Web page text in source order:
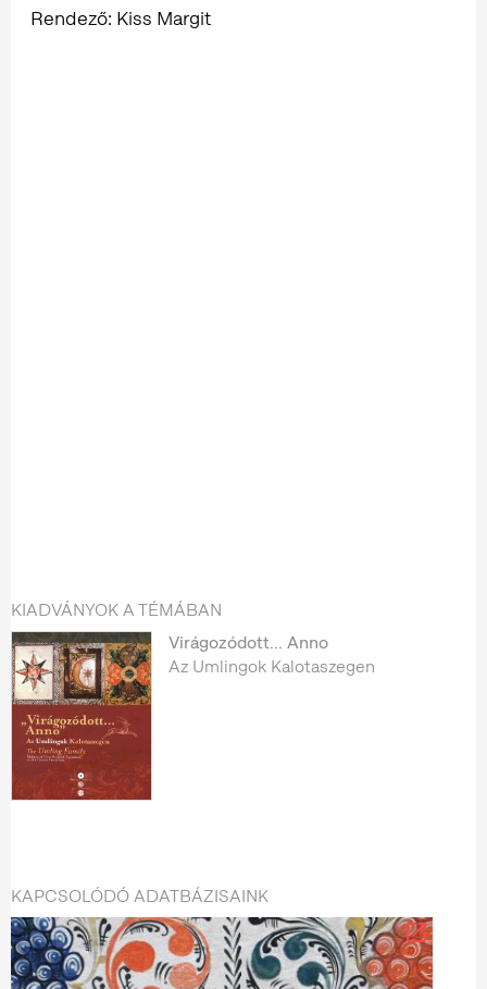
Rendező: Kiss Margit
KIADVÁNYOK A TÉMÁBAN
Virágozódott... Anno
Az Umlingok Kalotaszegen
KAPCSOLÓDÓ ADATBÁZISAINK